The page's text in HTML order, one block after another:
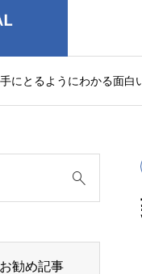
手にとるようにわかる面白
お勧め記事